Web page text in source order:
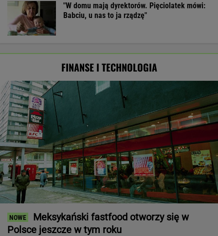
"W domu mają dyrektorów. Pięciolatek mówi:
Babciu, u nas to ja rządzę"
FINANSE I TECHNOLOGIA
Meksykański fastfood otworzy się w
Polsce jeszcze w tym roku